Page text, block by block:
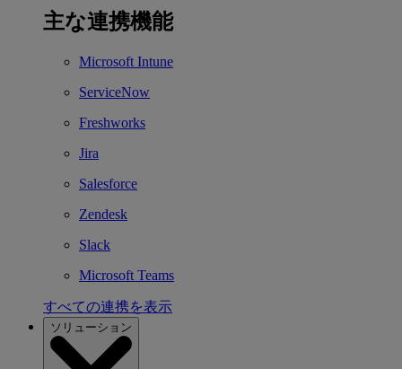
主な連携機能
Microsoft Intune
ServiceNow
Freshworks
Jira
Salesforce
Zendesk
Slack
Microsoft Teams
すべての連携を表示
ソリューション